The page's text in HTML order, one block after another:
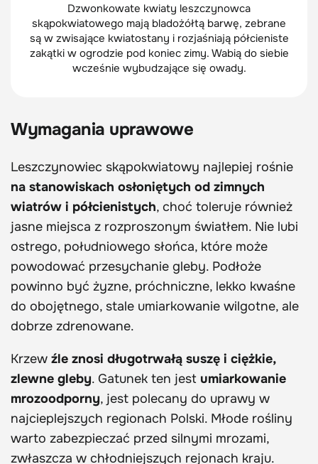
Dzwonkowate kwiaty leszczynowca
skąpokwiatowego mają bladożółtą barwę, zebrane
są w zwisające kwiatostany i rozjaśniają półcieniste
zakątki w ogrodzie pod koniec zimy. Wabią do siebie
wcześnie wybudzające się owady.
Wymagania uprawowe
Leszczynowiec skąpokwiatowy najlepiej rośnie
na stanowiskach osłoniętych od zimnych
wiatrów i półcienistych, choć toleruje również
jasne miejsca z rozproszonym światłem. Nie lubi
ostrego, południowego słońca, które może
powodować przesychanie gleby. Podłoże
powinno być żyzne, próchniczne, lekko kwaśne
do obojętnego, stale umiarkowanie wilgotne, ale
dobrze zdrenowane.
Krzew źle znosi długotrwałą suszę i ciężkie,
zlewne gleby. Gatunek ten jest umiarkowanie
mrozoodporny, jest polecany do uprawy w
najcieplejszych regionach Polski. Młode rośliny
warto zabezpieczać przed silnymi mrozami,
zwłaszcza w chłodniejszych rejonach kraju.